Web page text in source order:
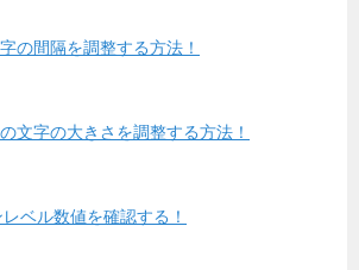
の間隔を調整する方法！
文字の大きさを調整する方法！
ベル数値を確認する！